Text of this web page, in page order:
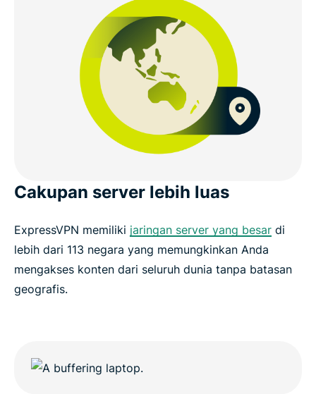
Cakupan server lebih luas
ExpressVPN memiliki jaringan server yang besar di
lebih dari 113 negara yang memungkinkan Anda
mengakses konten dari seluruh dunia tanpa batasan
geografis.